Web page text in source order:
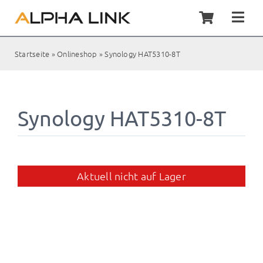
Inhalt
springen
Startseite »Onlineshop »Synology HAT5310-8T
Synology HAT5310-8T
Aktuell nicht auf Lager